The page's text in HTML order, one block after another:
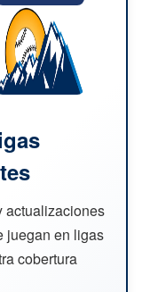
actualizaciones
juegan en ligas
cobertura